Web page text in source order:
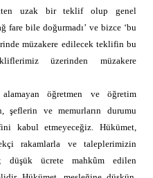
uzak bir teklif olup genel
fare bile doğurmadı’ ve bizce ‘bu
müzakere edilecek teklifin bu
üzerinden müzakere
öğretmen ve öğretim
şeflerin ve memurların durumu
kabul etmeyeceğiz. Hükümet,
rakamlarla ve taleplerimizin
düşük ücrete mahkûm edilen